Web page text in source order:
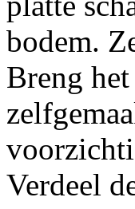
bodem.
Breng
Verdeel